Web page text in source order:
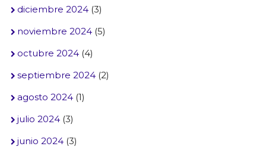
diciembre 2024(3)
noviembre 2024(5)
octubre 2024(4)
septiembre 2024(2)
agosto 2024(1)
julio 2024(3)
junio 2024(3)